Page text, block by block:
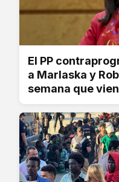
El PP
a Marlaska y
semana que